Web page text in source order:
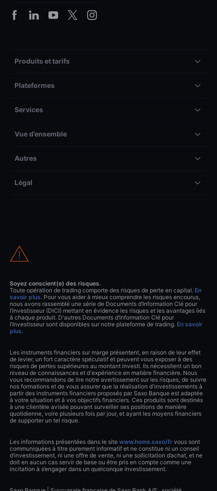
Produits et tarifs
Plateformes
Services
Vue d’ensemble
Autres
Légal
Soyez conscient(e) des risques.
Toute opération de trading comporte des risques de perte en capital. En
savoir plus. Pour vous aider à mieux comprendre les risques encourus,
nous avons rassemblé une série de Documents d’Information Clé pour
l’Investisseur (DICI) mettant en évidence les risques et les avantages liés
à chaque produit. D'autres Documents d’Information Clé pour
l’Investisseur sont disponibles sur notre plateforme de trading. En savoir
plus.
Les instruments financiers sur marge présentent, en raison de leur effet
de levier, un fort caractère spéculatif et peuvent vous exposer à des
risques de pertes supérieures au montant investi. Ils nécessitent un bon
niveau de connaissances et d'expérience en matière financière. Nous
vous recommandons de lire notre avertissement sur les risques, de suivre
nos formations et de vous assurer que la réalisation d'investissements à
partir des instruments financiers proposés par Saxo Banque est adaptée
à votre situation et à vos objectifs financiers. Ces produits sont destinés
à une clientèle avisée pouvant surveiller ses positions de manière
quotidienne, voire plusieurs fois par jour, et ayant les moyens financiers
de supporter un tel risque.
Les informations présentées dans le site www.home.saxo/fr vous sont
communiquées à titre purement informatif et ne constitue ni un conseil
d’investissement, ni une offre de vente, ni une sollicitation d’achat, et ne
doit en aucun cas servir de base ou être pris en compte comme une
incitation à s’engager dans un quelconque investissement.